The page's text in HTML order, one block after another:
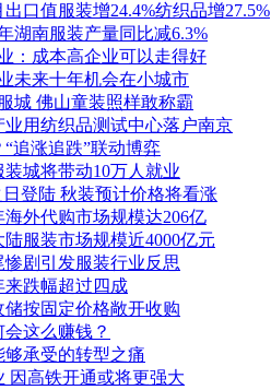
口值服装增24.4%纺织品增27.5%
湖南服装产量同比减6.3%
：成本高企业可以走得好
未来十年机会在小城市
城 佛山童装照样敢称霸
业用纺织品测试中心落户南京
追涨追跌”联动博弈
城将带动10万人就业
日登陆 秋装预计价格将看涨
海外代购市场规模达206亿
陆服装市场规模近4000亿元
剧引发服装行业反思
来跌幅超过四成
储按固定价格敞开收购
这么赚钱？
够承受的转型之痛
因高铁开通或将更强大